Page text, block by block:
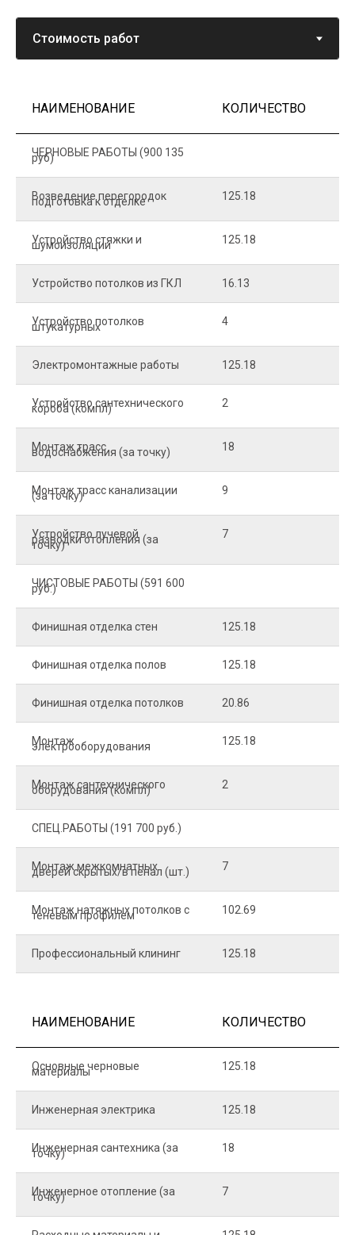
НАИМЕНОВАНИЕ КОЛИЧЕСТВО
ЧЕРНОВЫЕ РАБОТЫ (900 135
руб)
Возведение перегородок
подготовка к отделке 125.18
Устройство стяжки и
шумоизоляции 125.18
Устройство потолков из ГКЛ 16.13
Устройство потолков
штукатурных 4
Электромонтажные работы 125.18
Устройство сантехнического
короба (компл) 2
Монтаж трасс
водоснабжения (за точку) 18
Монтаж трасс канализации
(за точку) 9
Устройство лучевой
разводки отопления (за
точку)
7
ЧИСТОВЫЕ РАБОТЫ (591 600
руб.)
Финишная отделка стен 125.18
Финишная отделка полов 125.18
Финишная отделка потолков 20.86
Монтаж
электрооборудования 125.18
Монтаж сантехнического
оборудования (компл) 2
СПЕЦ.РАБОТЫ (191 700 руб.)
Монтаж межкомнатных
дверей скрытых/в пенал (шт.) 7
Монтаж натяжных потолков с
теневым профилем 102.69
Профессиональный клининг 125.18
НАИМЕНОВАНИЕ КОЛИЧЕСТВО
Основные черновые
материалы 125.18
Инженерная электрика 125.18
Инженерная сантехника (за
точку) 18
Инженерное отопление (за
точку) 7